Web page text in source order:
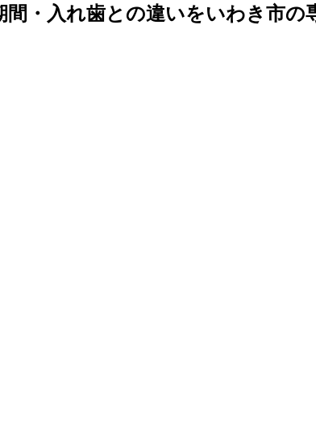
間・入れ歯との違いをいわき市の